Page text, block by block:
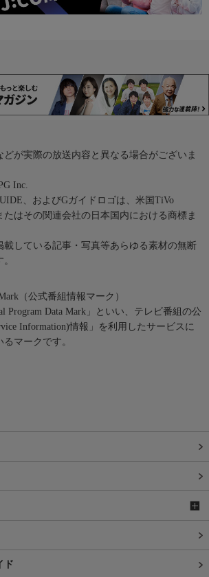
どが実際の放送内容と異なる場合がございま
Inc.
、およびGガイドロゴは、米国TiVo
たはその関連会社の日本国内における商標ま
載している記事・写真等あらゆる素材の無断
（公式番組情報マーク）
Program Data Mark」といい、テレビ番組の公
Information)情報」を利用したサービスに
マークです。
ド